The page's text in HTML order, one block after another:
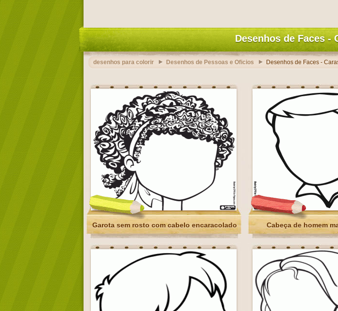
Desenhos de Faces -
desenhos para colorir Desenhos de Pessoas e Oficios Desenhos de Faces -
Garota sem rosto com cabelo encaracolado Cabeça de homem